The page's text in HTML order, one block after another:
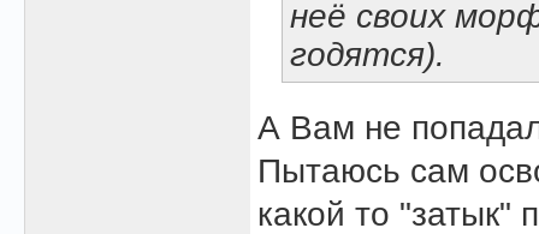
неё своих
годятся).
А Вам не
Пытаюсь сам
какой то "затык"